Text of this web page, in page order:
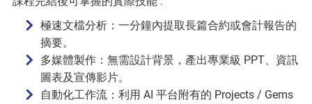
極速文檔分析：一分鐘內提取長篇合約或會計報告的
摘要。
多媒體製作：無需設計背景，產出專業級 PPT、資訊
圖表及宣傳影片。
自動化工作流：利用 AI 平台附有的 Projects / Gems